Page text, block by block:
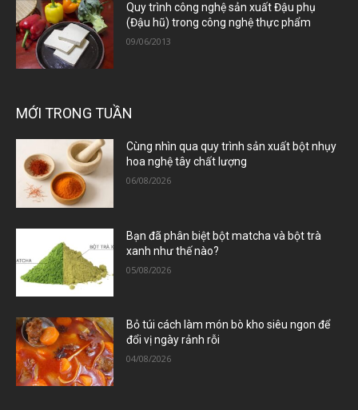
Quy trình công nghệ sản xuất Đậu phụ
(Đậu hũ) trong công nghệ thực phẩm
09/06/2013
MỚI TRONG TUẦN
Cùng nhìn qua quy trình sản xuất bột nhụy
hoa nghệ tây chất lượng
06/08/2026
Bạn đã phân biệt bột matcha và bột trà
xanh như thế nào?
05/08/2026
Bỏ túi cách làm món bò kho siêu ngon để
đổi vị ngày rảnh rỗi
04/08/2026